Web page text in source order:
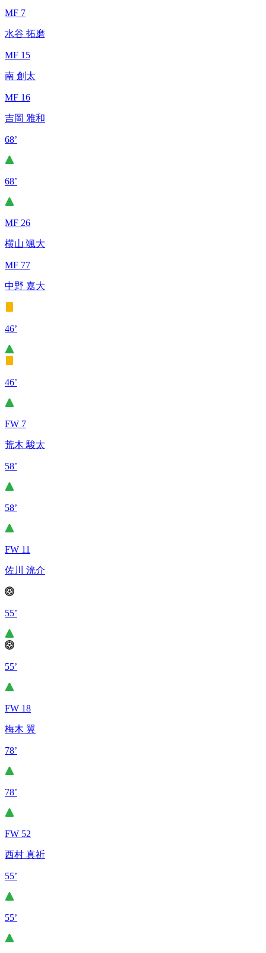
MF 7
水谷 拓磨
MF 15
南 創太
MF 16
吉岡 雅和
68’
68’
MF 26
横山 颯大
MF 77
中野 嘉大
46’
46’
FW 7
荒木 駿太
58’
58’
FW 11
佐川 洸介
55’
55’
FW 18
梅木 翼
78’
78’
FW 52
西村 真祈
55’
55’